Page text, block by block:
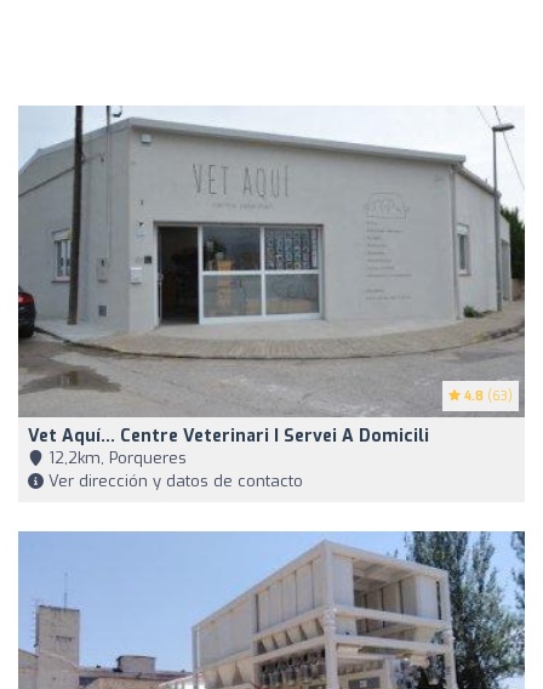
4.8 (63)
Vet Aquí... Centre Veterinari I Servei A Domicili
12,2km, Porqueres
Ver dirección y datos de contacto